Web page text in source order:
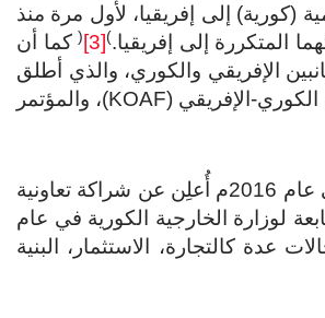
رسمية (كورية) إلى إفريقيا، لأول مرة منذ
)
[3]
( كما أن
الجانبين الإفريقي والكوري، والذي أطلق
كما تم الإعلان في نفس العام عن المنتدى الكوري-الإفريقي (KOAF)، والمؤتمر
6- كما تم وضع مخطط كوري شامل للتعاون مع إفريقيا في عام 2013م، وفي عام 2016م أُعلِن عن شراكة تعاونية
لوزارة الخارجية الكورية في عام
عدة كالتجارة، الاستثمار، البنية